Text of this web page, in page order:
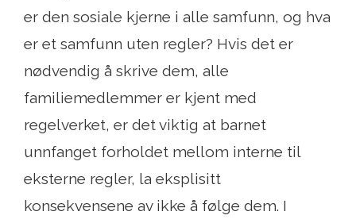
er den sosiale kjerne i alle samfunn, og hva
er et samfunn uten regler? Hvis det er
nødvendig å skrive dem, alle
familiemedlemmer er kjent med
regelverket, er det viktig at barnet
unnfanget forholdet mellom interne til
eksterne regler, la eksplisitt
konsekvensene av ikke å følge dem. I